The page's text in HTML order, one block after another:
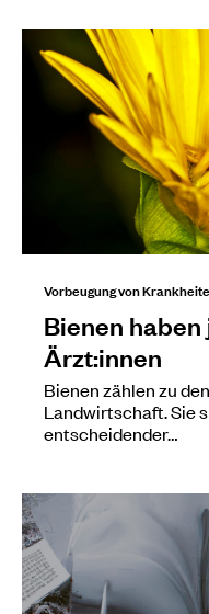
Vorbeugung von
Bienen
Ärzt:innen
Bienen zählen zu
Landwirtschaft. Sie
entscheidender…